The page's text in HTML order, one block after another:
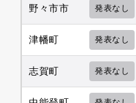
野々市市 発表なし
津幡町 発表なし
志賀町 発表なし